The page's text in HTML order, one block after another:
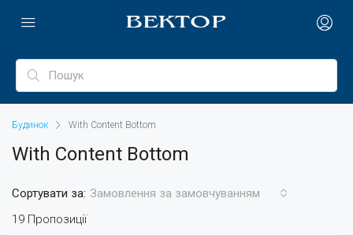
Будинок With Content Bottom
With Content Bottom
19 Пропозиції
Сортувати за: Замовлення за замовчуванням